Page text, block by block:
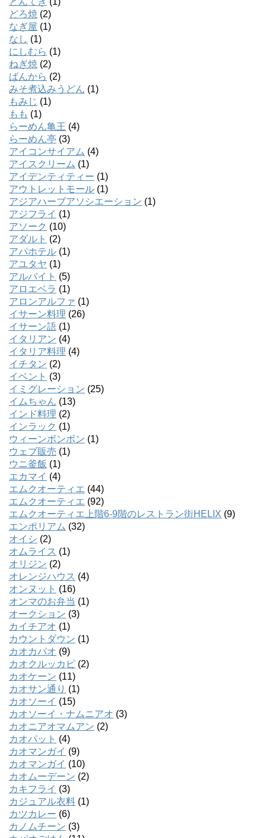
どろ焼 (2)
なぎ屋 (1)
なし (1)
にしむら (1)
ねぎ焼 (2)
ばんから (2)
みそ煮込みうどん (1)
もみじ (1)
もも (1)
らーめん亀王 (4)
らーめん亭 (3)
アイコンサイアム (4)
アイスクリーム (1)
アイデンティティー (1)
アウトレットモール (1)
アジアハーブアソシエーション (1)
アジフライ (1)
アソーク (10)
アダルト (2)
アパホテル (1)
アユタヤ (1)
アルバイト (5)
アロエベラ (1)
アロンアルファ (1)
イサーン料理 (26)
イサーン語 (1)
イタリアン (4)
イタリア料理 (4)
イチタン (2)
イベント (3)
イミグレーション (25)
イムちゃん (13)
インド料理 (2)
インラック (1)
ウィーンボンボン (1)
ウェブ販売 (1)
ウニ釜飯 (1)
エカマイ (4)
エムクオーティエ (44)
エムクオーティエ (92)
エムクオーティエ上階6-9階のレストラン街HELIX (9)
エンポリアム (32)
オイシ (2)
オムライス (1)
オリジン (2)
オレンジハウス (4)
オンヌット (16)
オンマのお弁当 (1)
オークション (3)
カイチアオ (1)
カウントダウン (1)
カオカパオ (9)
カオクルッカピ (2)
カオケーン (11)
カオサン通り (1)
カオソーイ (15)
カオソーイ・ナムニアオ (3)
カオニアオマムアン (2)
カオパット (4)
カオマンガイ (9)
カオマンガイ (10)
カオムーデーン (2)
カキフライ (3)
カジュアル衣料 (1)
カツカレー (6)
カノムチーン (3)